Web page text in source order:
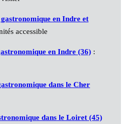
en Indre et
accessible
en Indre (36):
dans le Cher
dans le Loiret (45)